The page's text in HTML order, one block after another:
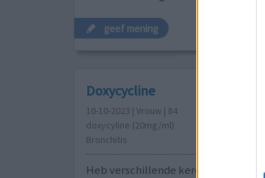
geef mening
Doxycycline
10-10-2023 | Vrouw | 84
doxycyline (20mg/ml)
Bronchitis
Heb verschillende keren doxy met